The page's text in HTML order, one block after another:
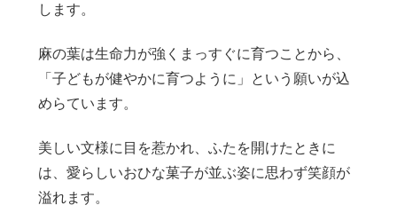
します。
麻の葉は生命力が強くまっすぐに育つことから、
「子どもが健やかに育つように」という願いが込
めらています。
美しい文様に目を惹かれ、ふたを開けたときに
は、愛らしいおひな菓子が並ぶ姿に思わず笑顔が
溢れます。